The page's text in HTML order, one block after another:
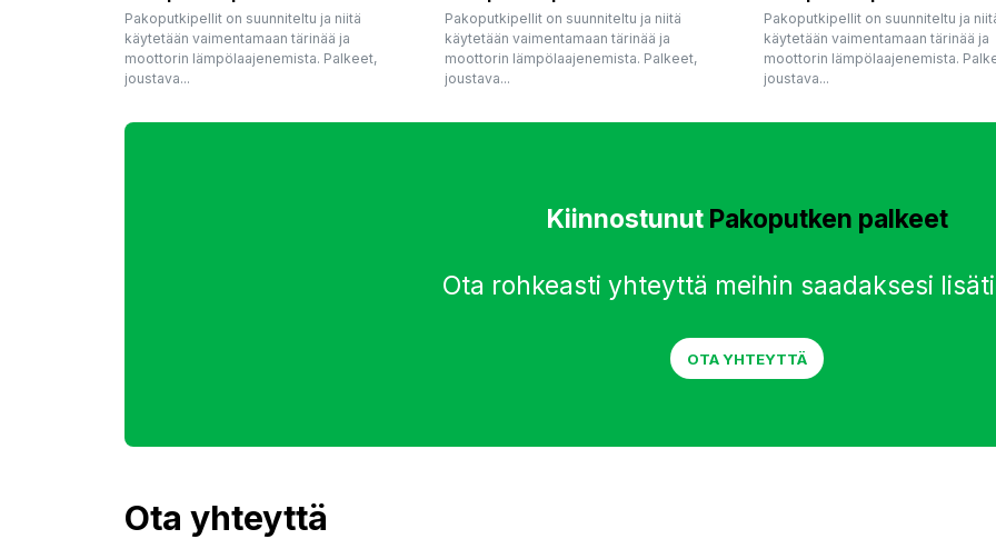
Pakoputkipellit on suunniteltu ja niitä
käytetään vaimentamaan tärinää ja
moottorin lämpölaajenemista. Palkeet,
joustava...
Pakoputkipellit on suunniteltu ja niitä
käytetään vaimentamaan tärinää ja
moottorin lämpölaajenemista. Palkeet,
joustava...
Pakoputkipellit on suunniteltu ja
käytetään vaimentamaan tärinää ja
moottorin lämpölaajenemista.
joustava...
Kiinnostunut Pakoputken palkeet
Ota rohkeasti yhteyttä meihin saadaksesi
OTA YHTEYTTÄ
Ota yhteyttä